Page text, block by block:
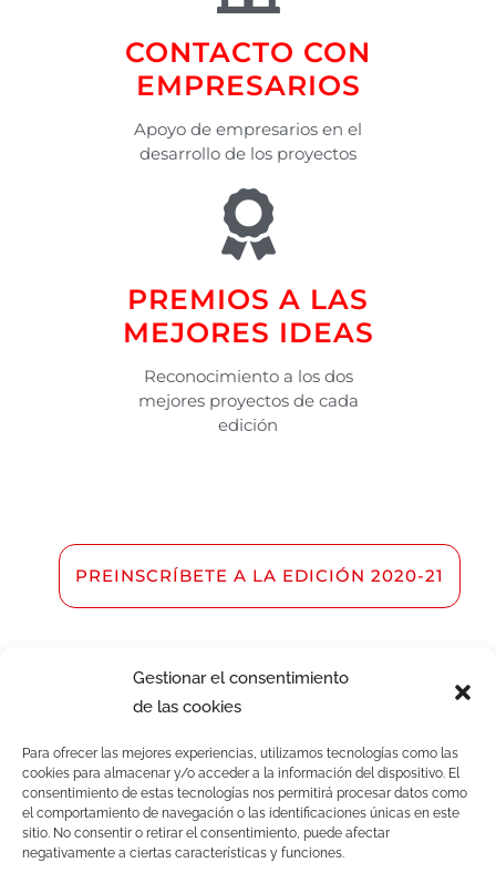
Gestionar el consentimiento
de las cookies
Para ofrecer las mejores experiencias, utilizamos tecnologías como las
cookies para almacenar y/o acceder a la información del dispositivo. El
consentimiento de estas tecnologías nos permitirá procesar datos como
el comportamiento de navegación o las identificaciones únicas en este
sitio. No consentir o retirar el consentimiento, puede afectar
negativamente a ciertas características y funciones.
CONTACTO CON
EMPRESARIOS
Apoyo de empresarios en el
desarrollo de los proyectos
PREMIOS A LAS
MEJORES IDEAS
Reconocimiento a los dos
mejores proyectos de cada
edición
PREINSCRÍBETE A LA EDICIÓN 2020-21